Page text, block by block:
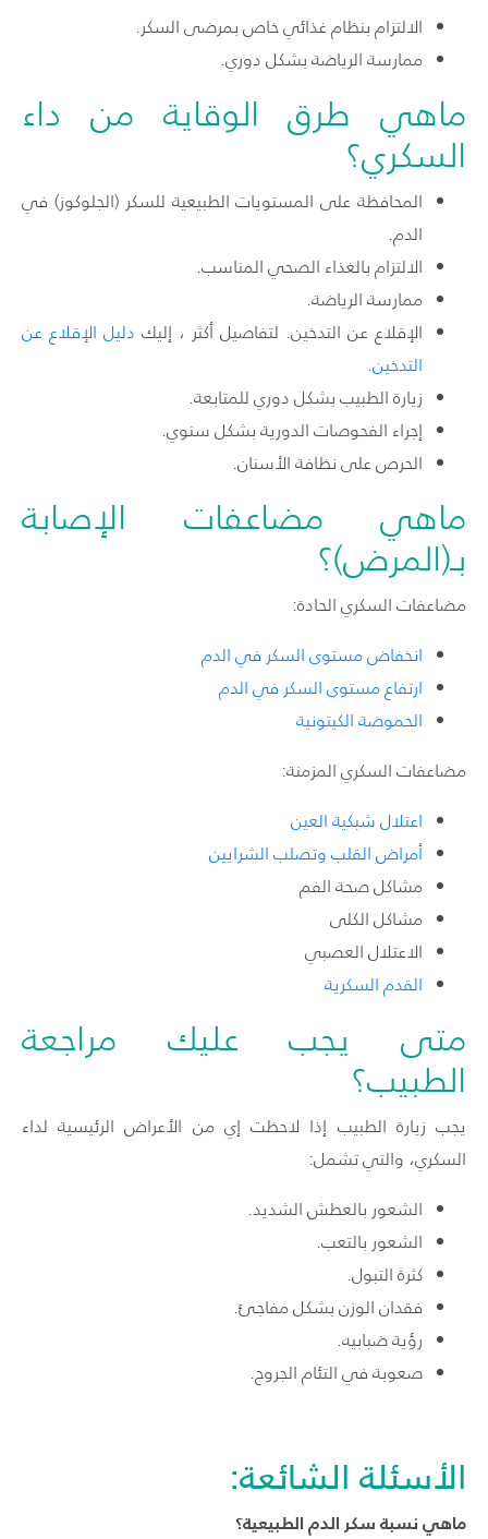
الالتزام بنظام غذائي خاص بمرضى السكر.
ممارسة الرياضة بشكل دوري.
ماهي طرق الوقاية من داء
السكري؟
المحافظة على المستويات الطبيعية للسكر (الجلوكوز) في
الدم.
الالتزام بالغذاء الصحي المناسب.
ممارسة الرياضة.
الإقلاع عن التدخين. لتفاصيل أكثر ، إليك دليل الإقلاع عن
التدخين.
زيارة الطبيب بشكل دوري للمتابعة.
إجراء الفحوصات الدورية بشكل سنوي.
الحرص على نظافة الأسنان.
ماهي مضاعفات الإصابة
بـ(المرض)؟
مضاعفات السكري الحادة:
انخفاض مستوى السكر في الدم
ارتفاع مستوى السكر في الدم
الحموضة الكيتونية
مضاعفات السكري المزمنة:
اعتلال شبكية العين
أمراض القلب وتصلب الشرايين
مشاكل صحة الفم
مشاكل الكلى
الاعتلال العصبي
القدم السكرية
متى يجب عليك مراجعة
الطبيب؟
يجب زيارة الطبيب إذا لاحظت إي من الأعراض الرئيسية لداء
السكري، والتي تشمل:
الشعور بالعطش الشديد.
الشعور بالتعب.
كثرة التبول.
فقدان الوزن بشكل مفاجئ.
رؤية ضبابيه.
صعوبة في التئام الجروح.
الأسئلة الشائعة:
ماهي نسبة سكر الدم الطبيعية؟